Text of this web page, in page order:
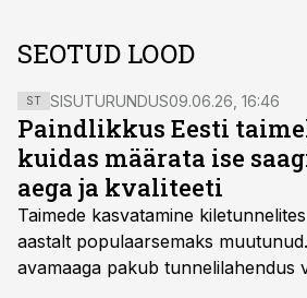
SEOTUD LOOD
ST SISUTURUNDUS09.06.26, 16:46
Paindlikkus Eesti
kuidas määrata ise
aega ja kvaliteeti
Taimede kasvatamine
aastalt populaarsemaks
avamaaga pakub tunnelilahendus